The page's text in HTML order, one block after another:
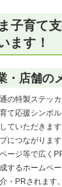
子育て
ます！
・店舗の
の特製ステッ
て応援シンボ
ていただきま
につながります
ージ等で広く
するホームペ
・PRされます。